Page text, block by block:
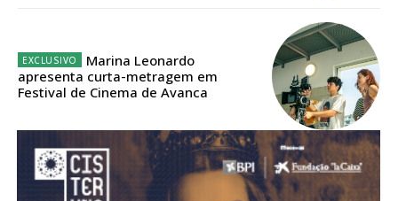
16€
Acesso ao conteúdo online
Marina Leonardo
apresenta curta-metragem em
Festival de Cinema de Avanca